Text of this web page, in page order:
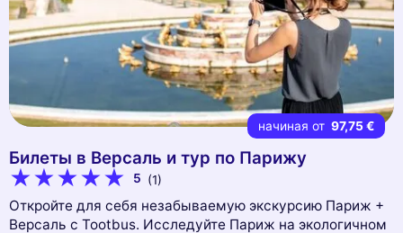
начиная от 97,75 €
Билеты в Версаль и тур по Парижу
5 (1)
Откройте для себя незабываемую экскурсию Париж +
Версаль с Tootbus. Исследуйте Париж на экологичном